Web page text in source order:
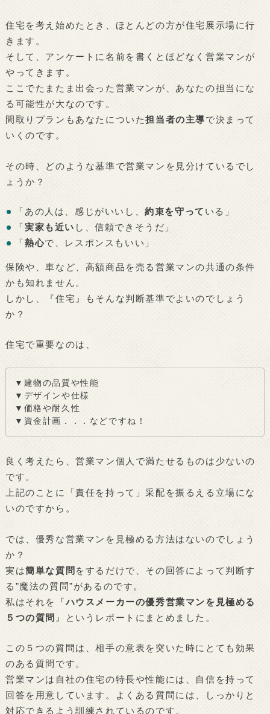
住宅を考え始めたとき、ほとんどの方が住宅展示場に行
きます。
そして、アンケートに名前を書くとほどなく営業マンが
やってきます。
ここでたまたま出会った営業マンが、あなたの担当にな
る可能性が大なのです。
間取りプランもあなたについた担当者の主導で決まって
いくのです。
その時、どのような基準で営業マンを見分けているでし
ょうか？
「あの人は、感じがいいし、約束を守って いる」
「実家も近い し、信頼できそうだ」
「熱心で、レスポンスもいい」
保険や、車など、高額商品を売る営業マンの共通の条件
かも知れません。
しかし、『住宅』もそんな判断基準でよいのでしょう
か？
住宅で重要なのは、
▼建物の品質や性能
▼デザインや仕様
▼価格や耐久性
▼資金計画．．．などですね！
良く考えたら、営業マン個人で満たせるものは少ないの
です。
上記のことに「責任を持って」采配を振るえる立場にな
いのですから。
では、優秀な営業マンを見極める方法はないのでしょう
か？
実は簡単な質問 をするだけで、その回答によって判断す
る”魔法の質問”があるのです。
私はそれを『ハウスメーカーの優秀営業マンを見極める
５つの質問 』というレポートにまとめました。
この５つの質問は、相手の意表を突いた時にとても効果
のある質問です。
営業マンは自社の住宅の特長や性能には、自信を持って
回答を用意しています。よくある質問には、しっかりと
対応できるよう訓練されているのです。